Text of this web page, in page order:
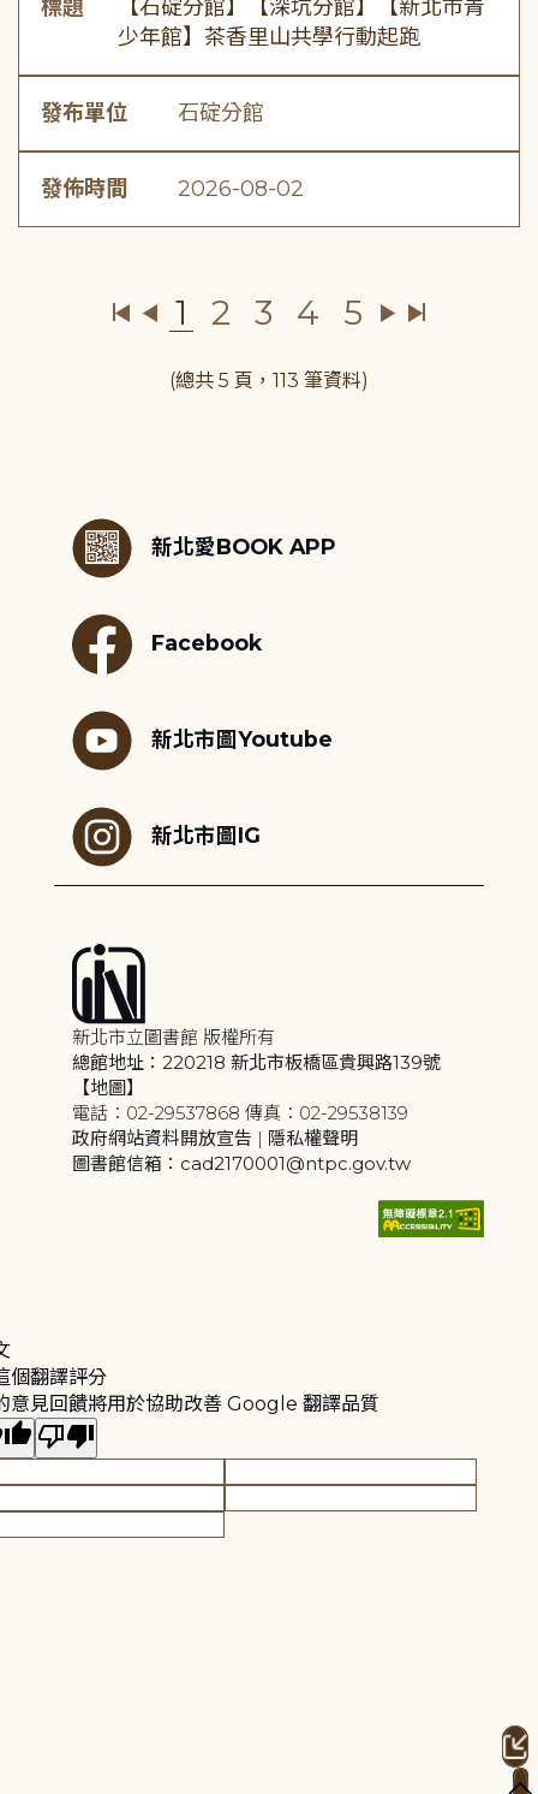
標題
【石碇分館】【深坑分館】【新北市青
少年館】茶香里山共學行動起跑
發布單位 石碇分館
發佈時間 2026-08-02
1 2 3 4 5
(總共 5 頁，113 筆資料)
新北愛BOOK APP
Facebook
新北市圖Youtube
新北市圖IG
新北市立圖書館 版權所有
總館地址：220218 新北市板橋區貴興路139號
【地圖】
電話：02-29537868 傳真：02-29538139
政府網站資料開放宣告 | 隱私權聲明
圖書館信箱：cad2170001@ntpc.gov.tw
個翻譯評分
意見回饋將用於協助改善 Google 翻譯品質